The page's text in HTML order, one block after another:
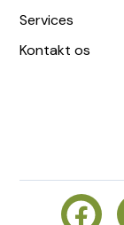
Services
Kontakt os